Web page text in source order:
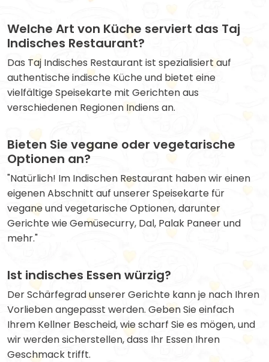
Welche Art von Küche serviert das Taj
Indisches Restaurant?
Das Taj Indisches Restaurant ist spezialisiert auf
authentische indische Küche und bietet eine
vielfältige Speisekarte mit Gerichten aus
verschiedenen Regionen Indiens an.
Bieten Sie vegane oder vegetarische
Optionen an?
"Natürlich! Im Indischen Restaurant haben wir einen
eigenen Abschnitt auf unserer Speisekarte für
vegane und vegetarische Optionen, darunter
Gerichte wie Gemüsecurry, Dal, Palak Paneer und
mehr."
Ist indisches Essen würzig?
Der Schärfegrad unserer Gerichte kann je nach Ihren
Vorlieben angepasst werden. Geben Sie einfach
Ihrem Kellner Bescheid, wie scharf Sie es mögen, und
wir werden sicherstellen, dass Ihr Essen Ihren
Geschmack trifft.